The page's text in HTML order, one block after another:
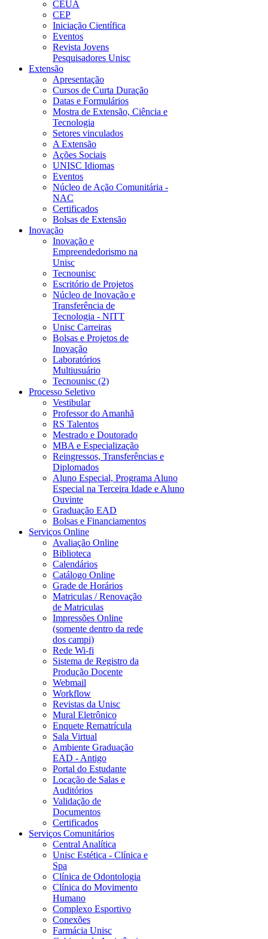
CEUA
CEP
Iniciação Científica
Eventos
Revista Jovens
Pesquisadores Unisc
Extensão
Apresentação
Cursos de Curta Duração
Datas e Formulários
Mostra de Extensão, Ciência e
Tecnologia
Setores vinculados
A Extensão
Ações Sociais
UNISC Idiomas
Eventos
Núcleo de Ação Comunitária -
NAC
Certificados
Bolsas de Extensão
Inovação
Inovação e
Empreendedorismo na
Unisc
Tecnounisc
Escritório de Projetos
Núcleo de Inovação e
Transferência de
Tecnologia - NITT
Unisc Carreiras
Bolsas e Projetos de
Inovação
Laboratórios
Multiusuário
Tecnounisc (2)
Processo Seletivo
Vestibular
Professor do Amanhã
RS Talentos
Mestrado e Doutorado
MBA e Especialização
Reingressos, Transferências e
Diplomados
Aluno Especial, Programa Aluno
Especial na Terceira Idade e Aluno
Ouvinte
Graduação EAD
Bolsas e Financiamentos
Serviços Online
Avaliação Online
Biblioteca
Calendários
Catálogo Online
Grade de Horários
Matriculas / Renovação
de Matriculas
Impressões Online
(somente dentro da rede
dos campi)
Rede Wi-fi
Sistema de Registro da
Produção Docente
Webmail
Workflow
Revistas da Unisc
Mural Eletrônico
Enquete Rematrícula
Sala Virtual
Ambiente Graduação
EAD - Antigo
Portal do Estudante
Locação de Salas e
Auditórios
Validação de
Documentos
Certificados
Serviços Comunitários
Central Analítica
Unisc Estética - Clínica e
Spa
Clínica de Odontologia
Clínica do Movimento
Humano
Complexo Esportivo
Conexões
Farmácia Unisc